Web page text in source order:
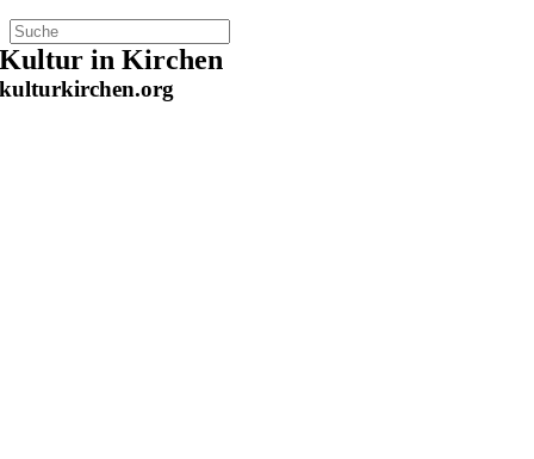
Zum
Inhalt
springen
Kultur in Kirchen
kulturkirchen.org